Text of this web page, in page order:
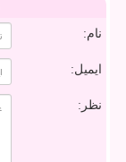
نام:
ایمیل:
نظر: